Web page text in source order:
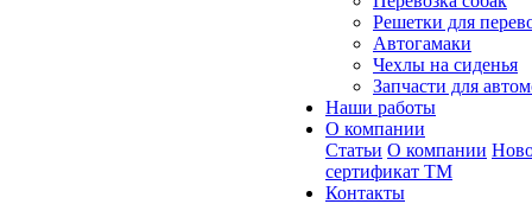
Решетки для
Автогамаки
Чехлы на сиденья
Запчасти для
Наши работы
О компании
Статьи О компании
сертификат ТМ
Контакты